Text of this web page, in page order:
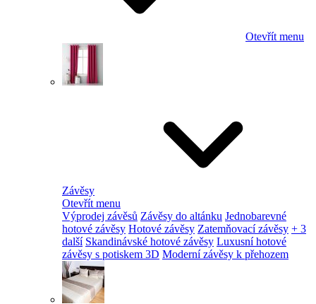
Otevřít menu
Závěsy
Otevřít menu
Výprodej závěsů Závěsy do altánku Jednobarevné
hotové závěsy Hotové závěsy Zatemňovací závěsy + 3
další Skandinávské hotové závěsy Luxusní hotové
závěsy s potiskem 3D Moderní závěsy k přehozem